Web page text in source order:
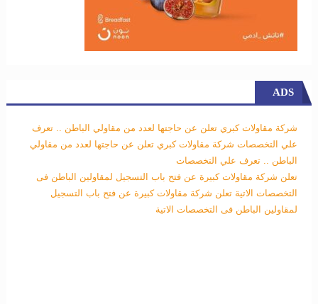
ADS
شركة مقاولات كبري تعلن عن حاجتها لعدد من مقاولي الباطن .. تعرف
علي التخصصات شركة مقاولات كبري تعلن عن حاجتها لعدد من مقاولي
الباطن .. تعرف علي التخصصات
تعلن شركة مقاولات كبيرة عن فتح باب التسجيل لمقاولين الباطن فى
التخصصات الاتية تعلن شركة مقاولات كبيرة عن فتح باب التسجيل
لمقاولين الباطن فى التخصصات الاتية